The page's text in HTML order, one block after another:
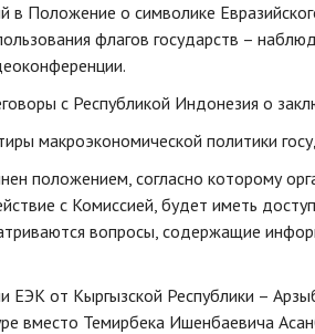
в Положение о символике
флагов государств –
с Республикой Индонезия о
макроэкономической политики
положением, согласно которому
с Комиссией, будет иметь
вопросы, содержащие
ЕЭК от Кыргызской Республики –
вместо Темирбека Ишенбаевича